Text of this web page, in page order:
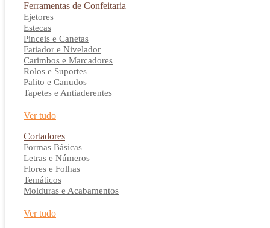
Ferramentas de Confeitaria
Ejetores
Estecas
Pinceis e Canetas
Fatiador e Nivelador
Carimbos e Marcadores
Rolos e Suportes
Palito e Canudos
Tapetes e Antiaderentes
Ver tudo
Cortadores
Formas Básicas
Letras e Números
Flores e Folhas
Temáticos
Molduras e Acabamentos
Ver tudo